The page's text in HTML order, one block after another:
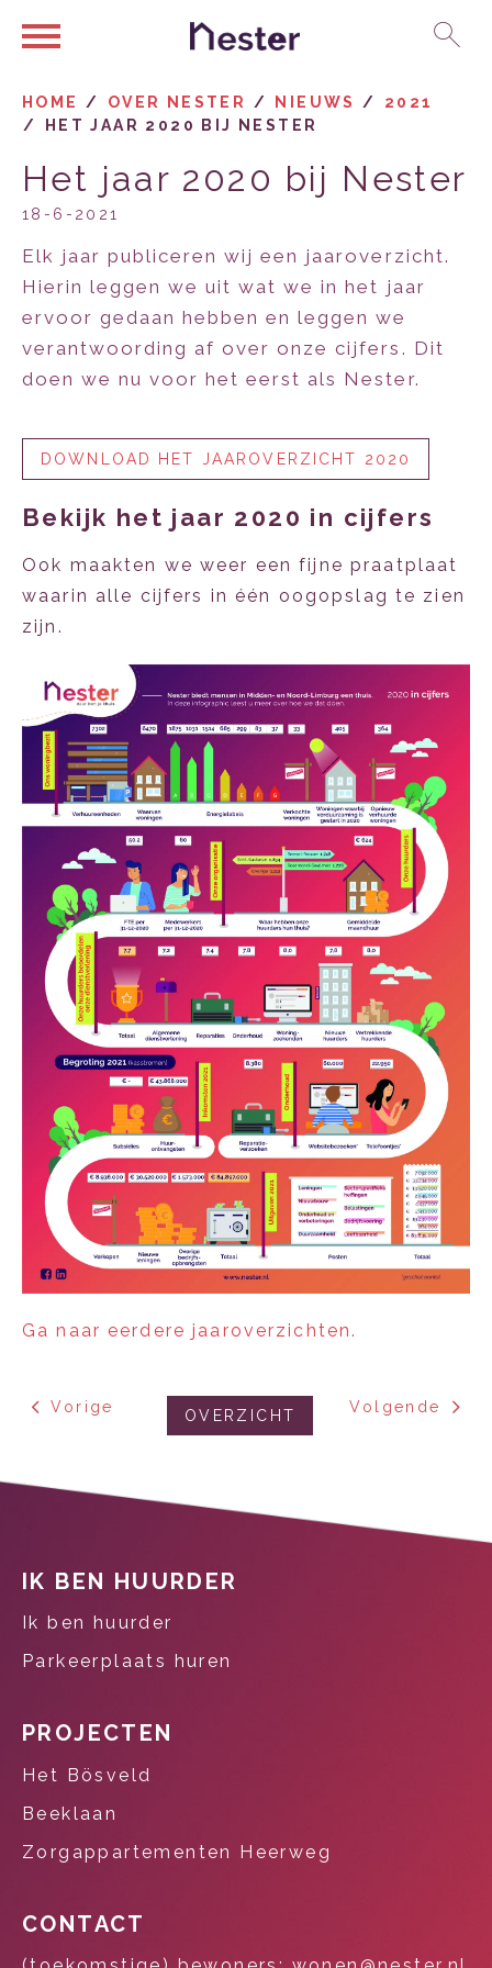
Naar hoofdinhoud
Naar hoofdnavigatiemenu
Naar zoeken
Naar de homepage
Ga naar Hoofd
HOME OVER NESTER NIEUWS
2021
HET JAAR 2020 BIJ NESTER
Het jaar 2020 bij Nester
18-6-2021
Elk jaar publiceren wij een jaaroverzicht.
Hierin leggen we uit wat we in het jaar
ervoor gedaan hebben en leggen we
verantwoording af over onze cijfers. Dit
doen we nu voor het eerst als Nester.
DOWNLOAD HET JAAROVERZICHT 2020
Bekijk het jaar 2020 in cijfers
Ook maakten we weer een fijne praatplaat
waarin alle cijfers in één oogopslag te zien
zijn.
Ga naar eerdere jaaroverzichten.
Volgende
OVERZICHT
Vorige
Contactinformatie
IK BEN HUURDER
Ik ben huurder
Parkeerplaats huren
PROJECTEN
Het Bösveld
Beeklaan
Zorgappartementen Heerweg
CONTACT